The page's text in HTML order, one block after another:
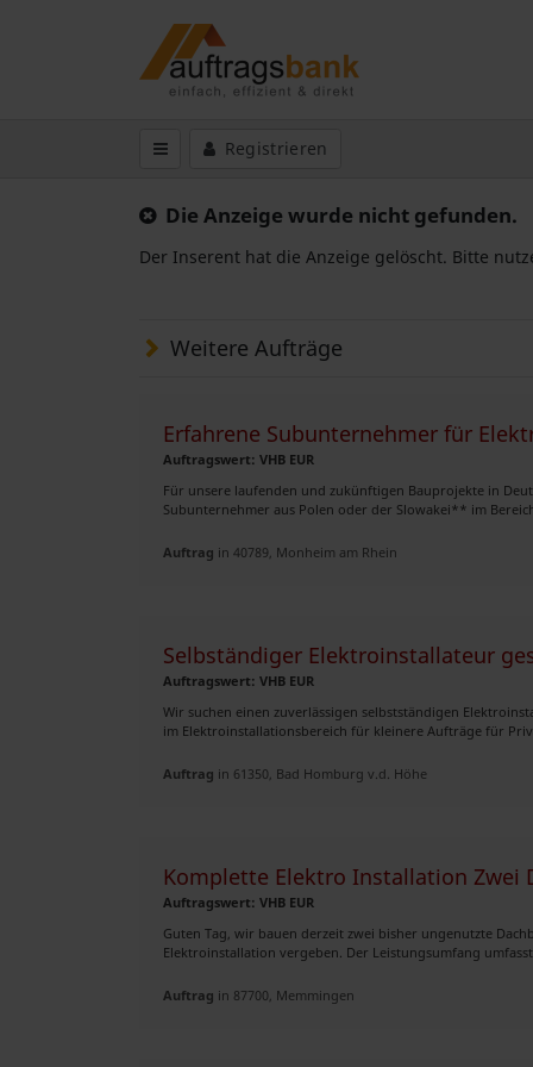
Registrieren
Die Anzeige wurde nicht gefunden.
Der Inserent hat die Anzeige gelöscht. Bitte
Weitere Aufträge
Erfahrene Subunternehmer für
Auftragswert: VHB EUR
Für unsere laufenden und zukünftigen Bauprojekte in
Subunternehmer aus Polen oder der Slowakei** im
Auftrag in 40789, Monheim am Rhein
Selbständiger Elektroinstallateur
Auftragswert: VHB EUR
Wir suchen einen zuverlässigen selbstständigen
im Elektroinstallationsbereich für kleinere Aufträge für
Auftrag in 61350, Bad Homburg v.d. Höhe
Komplette Elektro Installation Zwei
Auftragswert: VHB EUR
Guten Tag, wir bauen derzeit zwei bisher ungenutzte
Elektroinstallation vergeben. Der Leistungsumfang umfasst
Auftrag in 87700, Memmingen